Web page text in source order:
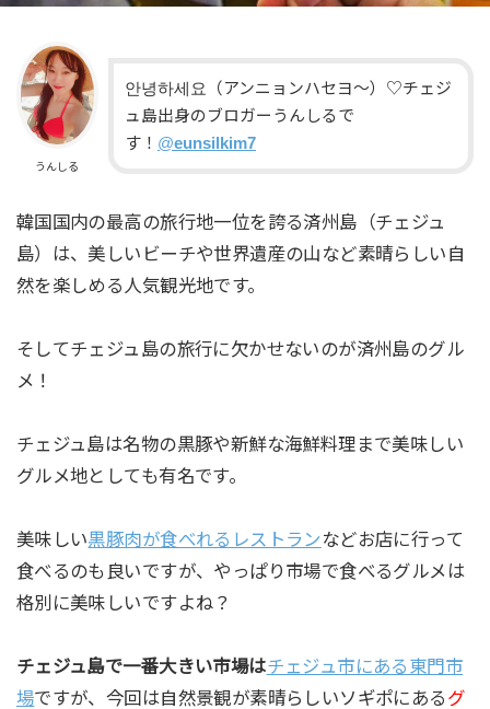
うんしる
안녕하세요（アンニョンハセヨ〜）♡チェジ
ュ島出身のブロガーうんしるで
す！ @eunsilkim7
韓国国内の最高の旅行地一位を誇る済州島（チェジュ
島）は、美しいビーチや世界遺産の山など素晴らしい自
然を楽しめる人気観光地です。
そしてチェジュ島の旅行に欠かせないのが済州島のグル
メ！
チェジュ島は名物の黒豚や新鮮な海鮮料理まで美味しい
グルメ地としても有名です。
美味しい黒豚肉が食べれるレストラン などお店に行って
食べるのも良いですが、やっぱり市場で食べるグルメは
格別に美味しいですよね？
チェジュ島で一番大きい市場はチェジュ市にある東門市
場ですが、今回は自然景観が素晴らしいソギポにある グ